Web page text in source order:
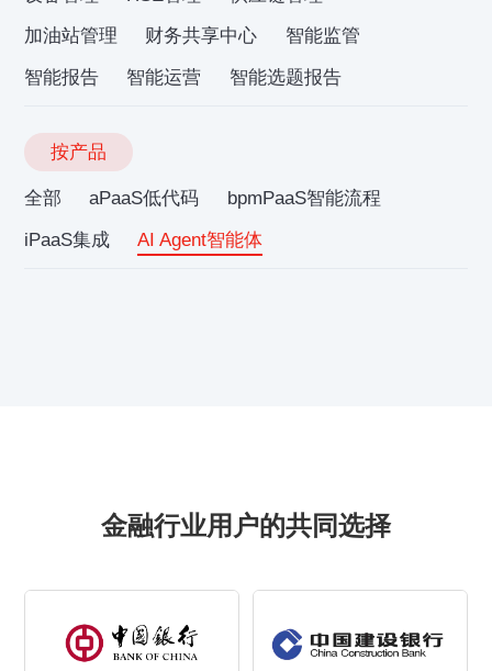
加油站管理
财务共享中心
智能监管
智能报告
智能运营 智能选题报告
按产品
全部 aPaaS低代码
bpmPaaS智能流程
iPaaS集成
AI Agent智能体
金融行业用户的共同选择